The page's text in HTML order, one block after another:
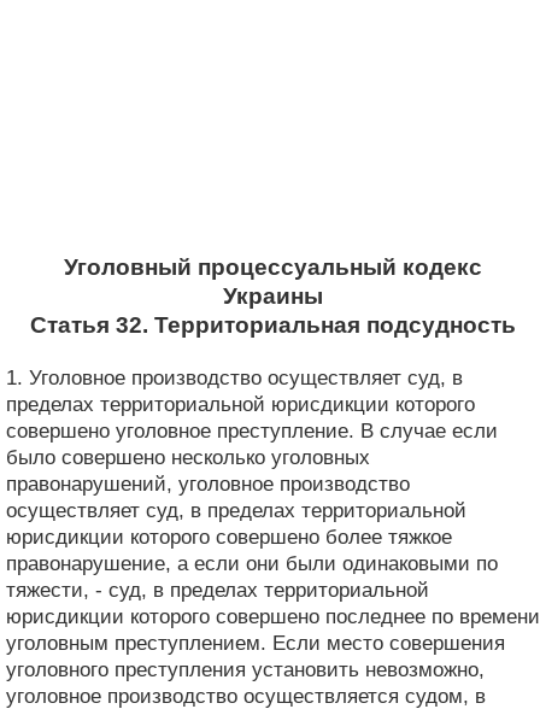
Уголовный процессуальный кодекс
Украины
Статья 32. Территориальная подсудность
1. Уголовное производство осуществляет суд, в
пределах территориальной юрисдикции которого
совершено уголовное преступление. В случае если
было совершено несколько уголовных
правонарушений, уголовное производство
осуществляет суд, в пределах территориальной
юрисдикции которого совершено более тяжкое
правонарушение, а если они были одинаковыми по
тяжести, - суд, в пределах территориальной
юрисдикции которого совершено последнее по времени
уголовным преступлением. Если место совершения
уголовного преступления установить невозможно,
уголовное производство осуществляется судом, в